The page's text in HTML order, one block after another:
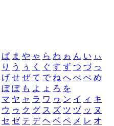
ぱ ま や ゃ ら わ ゎ ん い ぃ
り う ぅ く ぐ す ず つ づ っ
げ せ ぜ て で ね へ べ ぺ め
ぼ ぽ も よ ょ ろ を
マ ヤ ャ ラ ワ ヮ ン イ ィ キ
ウ ゥ ク グ ス ズ ツ ヅ ッ ヌ
セ ゼ テ デ ヘ ベ ペ メ レ オ